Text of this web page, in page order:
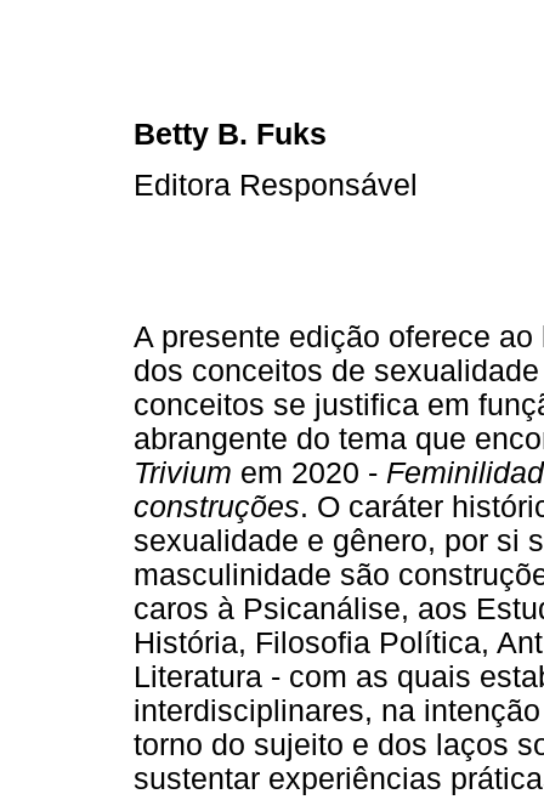
Betty B. Fuks
Editora Responsável
A presente edição oferece
dos conceitos de
conceitos se justifica em
abrangente do tema que
Trivium em 2020 -
construções. O caráter
sexualidade e gênero, por si
masculinidade são
caros à Psicanálise, aos
História, Filosofia Política,
Literatura - com as quais
interdisciplinares, na
torno do sujeito e dos laços
sustentar experiências